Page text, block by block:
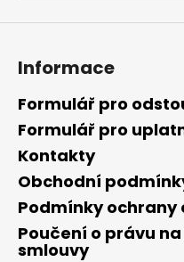
Informace
Formulář pro
Formulář pro
Kontakty
Obchodní
Podmínky ochrany
Poučení o právu
smlouvy